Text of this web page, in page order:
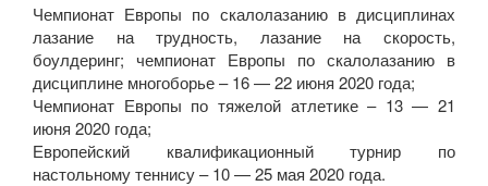
Чемпионат Европы по скалолазанию в дисциплинах
лазание на трудность, лазание на скорость,
боулдеринг; чемпионат Европы по скалолазанию в
дисциплине многоборье – 16 — 22 июня 2020 года;
Чемпионат Европы по тяжелой атлетике – 13 — 21
июня 2020 года;
Европейский квалификационный турнир по
настольному теннису – 10 — 25 мая 2020 года.